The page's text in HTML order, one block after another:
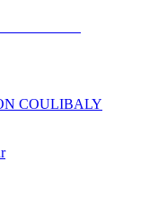
COULIBALY